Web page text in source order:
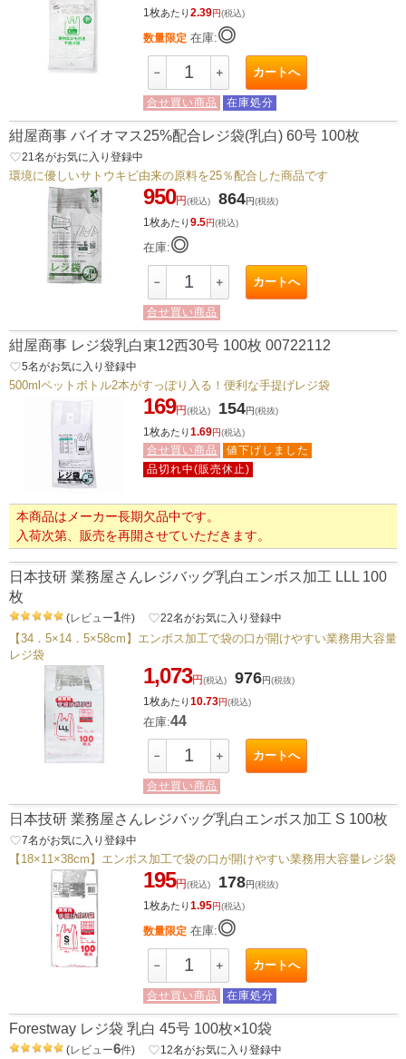
1枚あたり2.39円(税込)
数量限定 在庫:◎
－ ＋ カートへ
合せ買い商品 在庫処分
紺屋商事 バイオマス25%配合レジ袋(乳白) 60号 100枚
favorite_border21 名がお気に入り登録中
環境に優しいサトウキビ由来の原料を25％配合した商品です
950円(税込) 864円(税抜)
1枚あたり9.5円(税込)
在庫:◎
－ ＋ カートへ
合せ買い商品
紺屋商事 レジ袋乳白東12西30号 100枚 00722112
favorite_border5名がお気に入り登録中
500mlペットボトル2本がすっぽり入る！便利な手提げレジ袋
169円(税込) 154円(税抜)
1枚あたり1.69円(税込)
合せ買い商品
値下げしました
品切れ中(販売休止)
本商品はメーカー長期欠品中です。
入荷次第、販売を再開させていただきます。
日本技研 業務屋さんレジバッグ乳白エンボス加工 LLL 100
枚
(レビュー1件) favorite_border22名がお気に入り登録中
【34．5×14．5×58cm】エンボス加工で袋の口が開けやすい業務用大容量
レジ袋
1,073円(税込) 976円(税抜)
1枚あたり10.73円(税込)
在庫:44
－ ＋ カートへ
合せ買い商品
日本技研 業務屋さんレジバッグ乳白エンボス加工 S 100枚
favorite_border7名がお気に入り登録中
【18×11×38cm】エンボス加工で袋の口が開けやすい業務用大容量レジ袋
195円(税込) 178円(税抜)
1枚あたり1.95円(税込)
数量限定 在庫:◎
－ ＋ カートへ
合せ買い商品 在庫処分
Forestway レジ袋 乳白 45号 100枚×10袋
(レビュー6件) favorite_border12名がお気に入り登録中